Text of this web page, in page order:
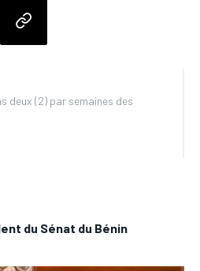
deux (2) par semaines des
du Sénat du Bénin